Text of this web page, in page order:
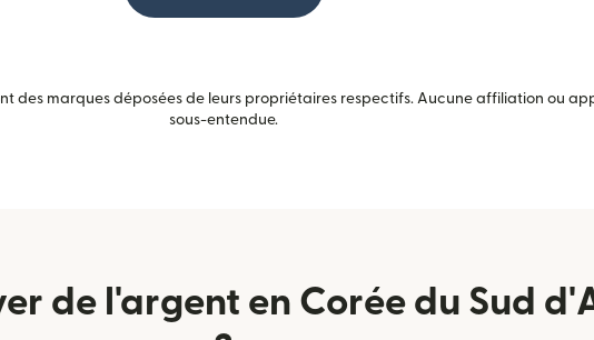
des marques déposées de leurs propriétaires respectifs. Aucune affiliation ou
sous-entendue.
de l'argent en Corée du Sud